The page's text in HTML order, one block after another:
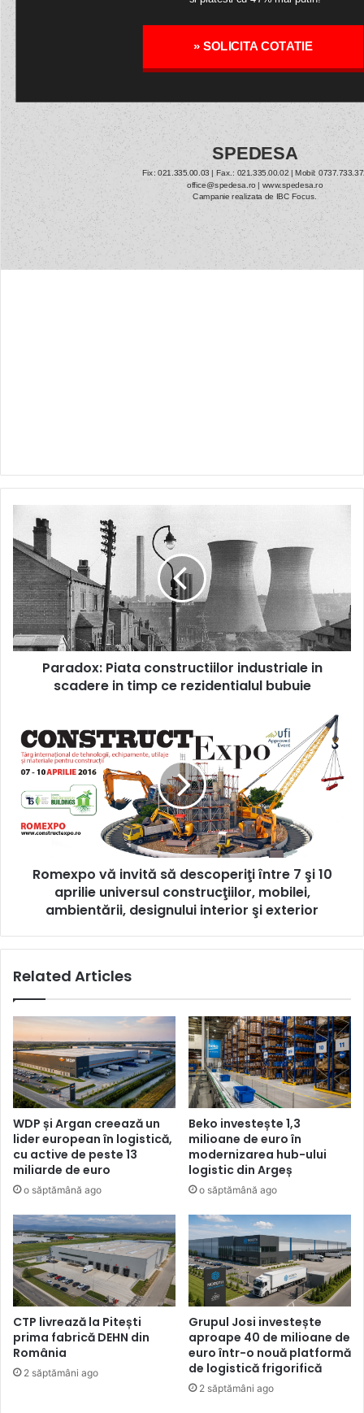
Piata
constructiilor
industriale
in
scadere
in
timp
ce
rezidentialul
Paradox: Piata constructiilor industriale in
scadere in timp ce rezidentialul bubuie
vă
invită
să
între
aprilie
universul
construcţiilor,
ambientării,
interior
Romexpo vă invită să descoperiţi între 7 şi 10
aprilie universul construcţiilor, mobilei,
ambientării, designului interior şi exterior
Related Articles
WDP și Argan creează un
lider european în logistică,
cu active de peste 13
miliarde de euro
o săptămână ago
Beko investește 1,3
milioane de euro în
modernizarea hub-ului
logistic din Argeș
o săptămână ago
CTP livrează la Pitești
prima fabrică DEHN din
România
2 săptămâni ago
Grupul Josi investește
aproape 40 de milioane de
euro într-o nouă platformă
de logistică frigorifică
2 săptămâni ago